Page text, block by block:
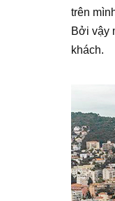
trên
Bởi vậy
khách.